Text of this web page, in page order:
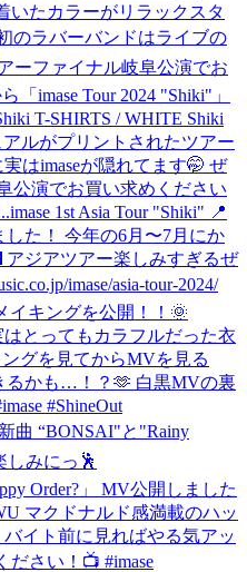
いたカラーがリラックスタ
のラバーバンドはライブの
ーファイナル岐阜公演でお
「imase Tour 2024 "Shiki"」
T-SHIRTS / WHITE Shiki
ルがプリントされたツアー
はimaseが隠れてます🤭 ぜ
公演でお買い求めください
imase 1st Asia Tour "Shiki" 📍
した！ 今年の6月〜7月にか
ジアツアー楽しみすぎるぜ
imase/asia-tour-2024/
イキングを公開！！🌞
はとってもカラフルだった衣
グを見てからMVを見る
るかも…！？🫶 白黒MVの裏
#ShineOut
曲 “BONSAI"と"Rainy
しみにっ🕺
Order?」 MV公開しました
マクドナルド感満載のハッ
イト前に見ればやる気アッ
さい！📺 #imase